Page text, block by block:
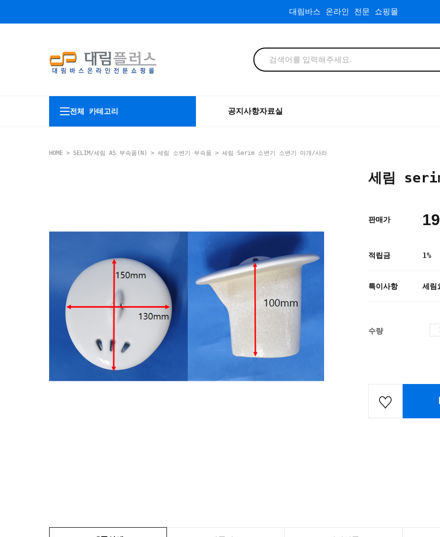
대림바스 온라인 전문 쇼핑몰
전체 카테고리 공지사항자료실
HOME > SELIM/세림 AS 부속품(N) > 세림 소변기 부속품 > 세림 Serim 소변기 소변기 마개/사라
세림
판매가
적립금 1%
특이사항 세림
수량